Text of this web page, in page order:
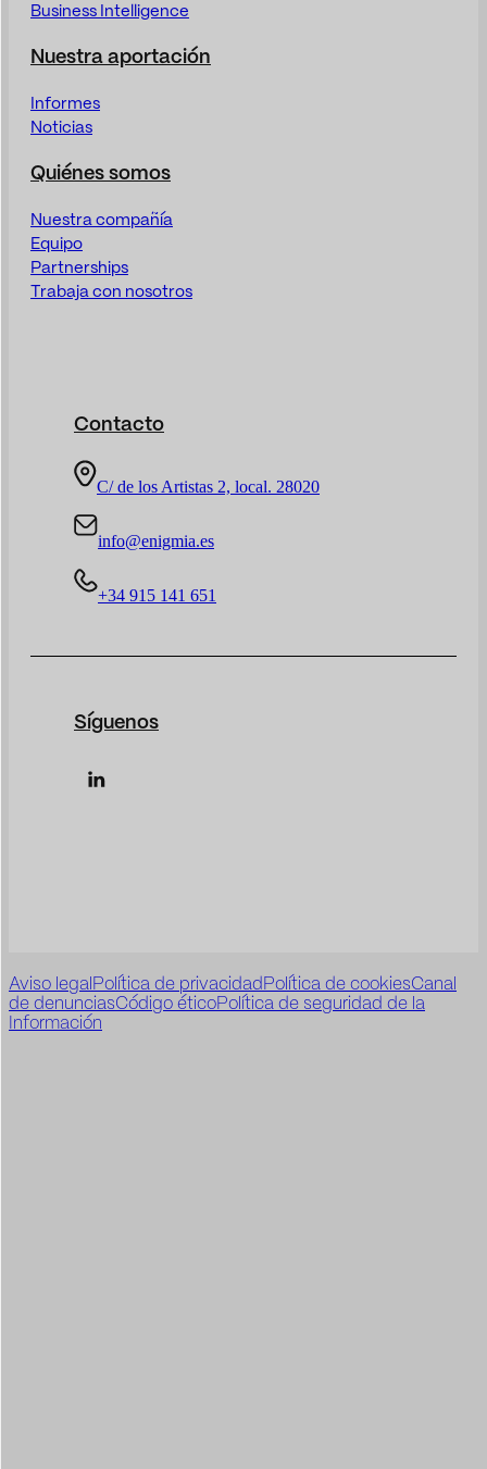
Business Intelligence
Nuestra aportación
Informes
Noticias
Quiénes somos
Nuestra compañía
Equipo
Partnerships
Trabaja con nosotros
Contacto
C/ de los Artistas 2, local. 28020
info@enigmia.es
+34 915 141 651
Síguenos
Aviso legal Política de privacidad Política de cookiesCanal
de denunciasCódigo éticoPolítica de seguridad de la
Información